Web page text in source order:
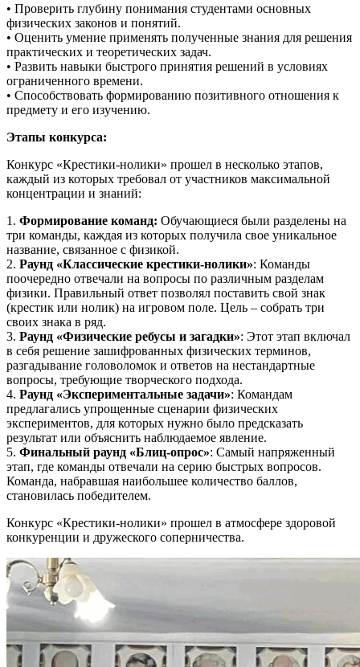
• Проверить глубину понимания студентами основных
физических законов и понятий.
• Оценить умение применять полученные знания для решения
практических и теоретических задач.
• Развить навыки быстрого принятия решений в условиях
ограниченного времени.
• Способствовать формированию позитивного отношения к
предмету и его изучению.
Этапы конкурса:
Конкурс «Крестики-нолики» прошел в несколько этапов,
каждый из которых требовал от участников максимальной
концентрации и знаний:
1. Формирование команд: Обучающиеся были разделены на
три команды, каждая из которых получила свое уникальное
название, связанное с физикой.
2. Раунд «Классические крестики-нолики»: Команды
поочередно отвечали на вопросы по различным разделам
физики. Правильный ответ позволял поставить свой знак
(крестик или нолик) на игровом поле. Цель – собрать три
своих знака в ряд.
3. Раунд «Физические ребусы и загадки»: Этот этап включал
в себя решение зашифрованных физических терминов,
разгадывание головоломок и ответов на нестандартные
вопросы, требующие творческого подхода.
4. Раунд «Экспериментальные задачи»: Командам
предлагались упрощенные сценарии физических
экспериментов, для которых нужно было предсказать
результат или объяснить наблюдаемое явление.
5. Финальный раунд «Блиц-опрос»: Самый напряженный
этап, где команды отвечали на серию быстрых вопросов.
Команда, набравшая наибольшее количество баллов,
становилась победителем.
Конкурс «Крестики-нолики» прошел в атмосфере здоровой
конкуренции и дружеского соперничества.